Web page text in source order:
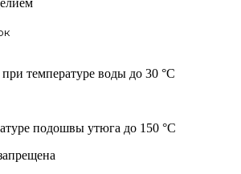
температуре воды до 30 °C
подошвы утюга до 150 °C